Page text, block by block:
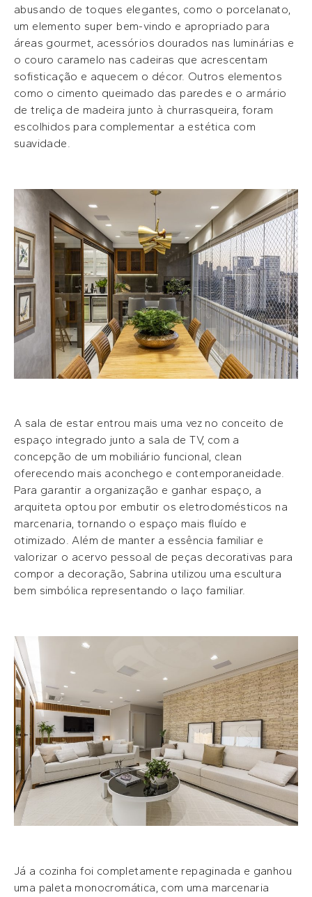
abusando de toques elegantes, como o porcelanato,
um elemento super bem-vindo e apropriado para
áreas gourmet, acessórios dourados nas luminárias e
o couro caramelo nas cadeiras que acrescentam
sofisticação e aquecem o décor. Outros elementos
como o cimento queimado das paredes e o armário
de treliça de madeira junto à churrasqueira, foram
escolhidos para complementar a estética com
suavidade.
A sala de estar entrou mais uma vez no conceito de
espaço integrado junto a sala de TV, com a
concepção de um mobiliário funcional, clean
oferecendo mais aconchego e contemporaneidade.
Para garantir a organização e ganhar espaço, a
arquiteta optou por embutir os eletrodomésticos na
marcenaria, tornando o espaço mais fluído e
otimizado. Além de manter a essência familiar e
valorizar o acervo pessoal de peças decorativas para
compor a decoração, Sabrina utilizou uma escultura
bem simbólica representando o laço familiar.
Já a cozinha foi completamente repaginada e ganhou
uma paleta monocromática, com uma marcenaria